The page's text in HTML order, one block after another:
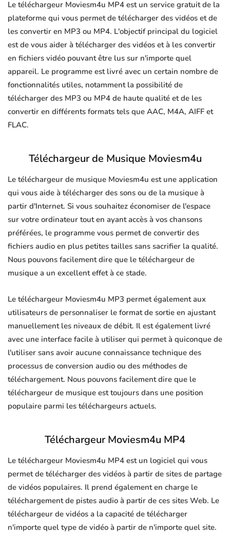
Le téléchargeur Moviesm4u MP4 est un service gratuit de la
plateforme qui vous permet de télécharger des vidéos et de
les convertir en MP3 ou MP4. L'objectif principal du logiciel
est de vous aider à télécharger des vidéos et à les convertir
en fichiers vidéo pouvant être lus sur n'importe quel
appareil. Le programme est livré avec un certain nombre de
fonctionnalités utiles, notamment la possibilité de
télécharger des MP3 ou MP4 de haute qualité et de les
convertir en différents formats tels que AAC, M4A, AIFF et
FLAC.
Téléchargeur de Musique Moviesm4u
Le téléchargeur de musique Moviesm4u est une application
qui vous aide à télécharger des sons ou de la musique à
partir d'Internet. Si vous souhaitez économiser de l'espace
sur votre ordinateur tout en ayant accès à vos chansons
préférées, le programme vous permet de convertir des
fichiers audio en plus petites tailles sans sacrifier la qualité.
Nous pouvons facilement dire que le téléchargeur de
musique a un excellent effet à ce stade.
Le téléchargeur Moviesm4u MP3 permet également aux
utilisateurs de personnaliser le format de sortie en ajustant
manuellement les niveaux de débit. Il est également livré
avec une interface facile à utiliser qui permet à quiconque de
l'utiliser sans avoir aucune connaissance technique des
processus de conversion audio ou des méthodes de
téléchargement. Nous pouvons facilement dire que le
téléchargeur de musique est toujours dans une position
populaire parmi les téléchargeurs actuels.
Téléchargeur Moviesm4u MP4
Le téléchargeur Moviesm4u MP4 est un logiciel qui vous
permet de télécharger des vidéos à partir de sites de partage
de vidéos populaires. Il prend également en charge le
téléchargement de pistes audio à partir de ces sites Web. Le
téléchargeur de vidéos a la capacité de télécharger
n'importe quel type de vidéo à partir de n'importe quel site.